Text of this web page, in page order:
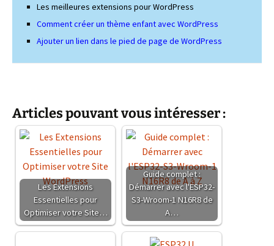
Les meilleures extensions pour WordPress
Comment créer un thème enfant avec WordPress
Ajouter un lien dans le pied de page de WordPress
Articles pouvant vous intéresser :
Les Extensions
Essentielles pour
Optimiser votre Site…
Guide complet :
Démarrer avec l'ESP32-
S3-Wroom-1 N16R8 de
A…